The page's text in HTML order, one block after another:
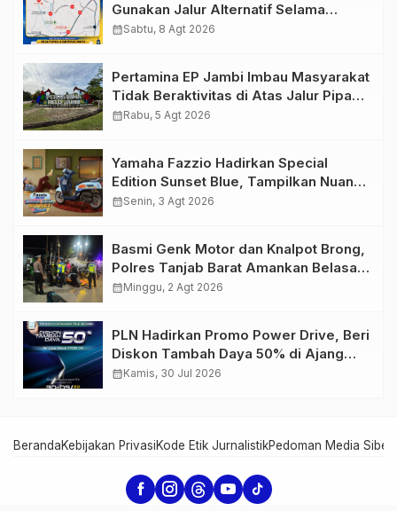
Gunakan Jalur Alternatif Selama
Pelaksanaan Presisi Merdeka Run
calendar_monthSabtu, 8 Agt 2026
Pertamina EP Jambi Imbau Masyarakat
Tidak Beraktivitas di Atas Jalur Pipa
Migas Demi Keselamatan Bersama
calendar_monthRabu, 5 Agt 2026
Yamaha Fazzio Hadirkan Special
Edition Sunset Blue, Tampilkan Nuansa
Retro Summer yang Semakin Skena
calendar_monthSenin, 3 Agt 2026
Basmi Genk Motor dan Knalpot Brong,
Polres Tanjab Barat Amankan Belasan
Kendaraan
calendar_monthMinggu, 2 Agt 2026
PLN Hadirkan Promo Power Drive, Beri
Diskon Tambah Daya 50% di Ajang
GIIAS 2026
calendar_monthKamis, 30 Jul 2026
BerandaKebijakan PrivasiKode Etik JurnalistikPedoman Media Siber